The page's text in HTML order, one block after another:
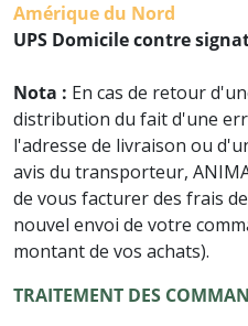
Amérique du Nord
UPS Domicile contre
Nota : En cas de retour
distribution du fait d'une
l'adresse de livraison ou
avis du transporteur,
de vous facturer des frais
nouvel envoi de votre
montant de vos achats).
TRAITEMENT DES